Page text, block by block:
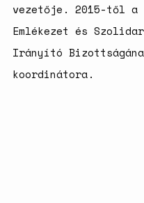
vezetője. 2015-től a
Emlékezet és
Irányító
koordinátora.